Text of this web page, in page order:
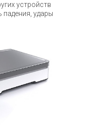
устройств
падения, удары